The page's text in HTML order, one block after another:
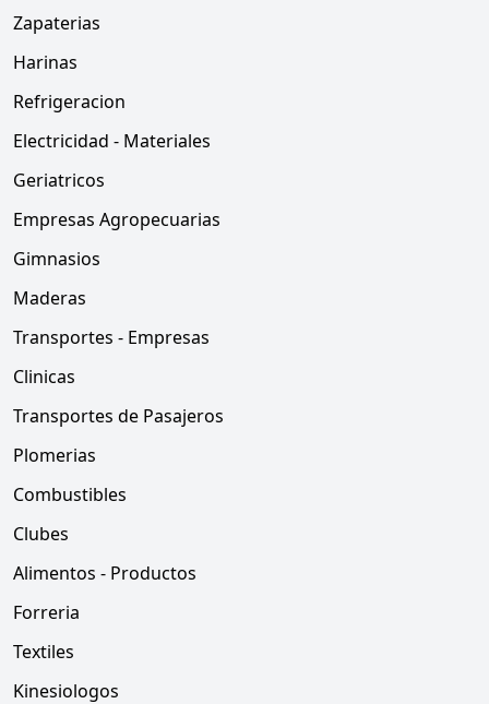
Zapaterias
Harinas
Refrigeracion
Electricidad - Materiales
Geriatricos
Empresas Agropecuarias
Gimnasios
Maderas
Transportes - Empresas
Clinicas
Transportes de Pasajeros
Plomerias
Combustibles
Clubes
Alimentos - Productos
Forreria
Textiles
Kinesiologos